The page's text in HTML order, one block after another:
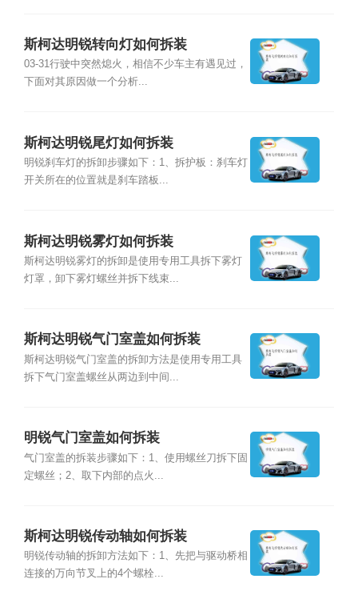
斯柯达明锐转向灯如何拆装
03-31行驶中突然熄火，相信不少车主有遇见过，
下面对其原因做一个分析...
斯柯达明锐尾灯如何拆装
明锐刹车灯的拆卸步骤如下：1、拆护板：刹车灯
开关所在的位置就是刹车踏板...
斯柯达明锐雾灯如何拆装
斯柯达明锐雾灯的拆卸是使用专用工具拆下雾灯
灯罩，卸下雾灯螺丝并拆下线束...
斯柯达明锐气门室盖如何拆装
斯柯达明锐气门室盖的拆卸方法是使用专用工具
拆下气门室盖螺丝从两边到中间...
明锐气门室盖如何拆装
气门室盖的拆装步骤如下：1、使用螺丝刀拆下固
定螺丝；2、取下内部的点火...
斯柯达明锐传动轴如何拆装
明锐传动轴的拆卸方法如下：1、先把与驱动桥相
连接的万向节叉上的4个螺栓...